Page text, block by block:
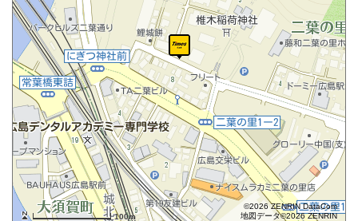
100m
©2026 ZENRIN DataCom
地図データ©2026 ZENRIN